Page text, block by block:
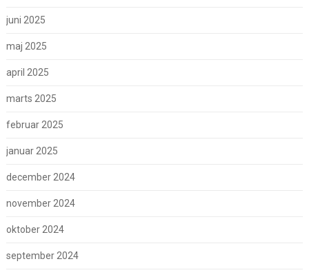
juni 2025
maj 2025
april 2025
marts 2025
februar 2025
januar 2025
december 2024
november 2024
oktober 2024
september 2024